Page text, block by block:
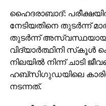
ഹൈദരാബാദ്:
നേടിയതിനെ തുടര്‍ന്ന്
തുടര്‍ന്ന് അസ്വസ്ഥയായ
വിദ്യാര്‍ത്ഥിനി സ്‌കൂള്‍
നിലയില്‍ നിന്ന് ചാടി
ഹബ്‌സിഗുഡയിലെ
നടന്നത്.